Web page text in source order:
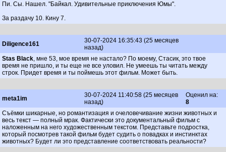
Пи. Сы. Нашел. "Байкал. Удивительные приключения Юмы".
За раздачу 10. Кину 7.
Diligence161
30-07-2024 16:35:43 (25 месяцев
назад)
Stas Black, мне 53, мое время не настало? По моему, Стасик, это твое
время не пришло, и ты еще не все уловил. Не умеешь ты читать между
строк. Придет время и ты поймешь этот фильм. Может быть.
meta1im
30-07-2024 11:40:58 (25 месяцев
назад)
Оценил на:
8
Съёмки шикарные, но романтизация и очеловечивание жизни животных и
весь текст — полный мрак. Фактически это документальный фильм с
наложенным на него художественным текстом. Представьте подростка,
который посмотрев такой фильм будет судить о повадках и инстинктах
животных? Будет ли это представление соответствовать реальности?